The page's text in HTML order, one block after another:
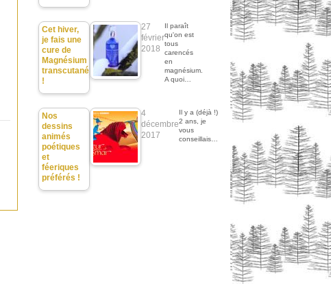
Cet hiver,
je fais une
cure de
Magnésium
transcutané
!
27
février
2018
Il paraît
qu'on est
tous
carencés
en
magnésium.
A quoi…
Nos
dessins
animés
poétiques
et
féeriques
préférés !
4
décembre
2017
Il y a (déjà !)
2 ans, je
vous
conseillais…